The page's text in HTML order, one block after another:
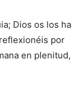
Dios os los ha
por
en plenitud,